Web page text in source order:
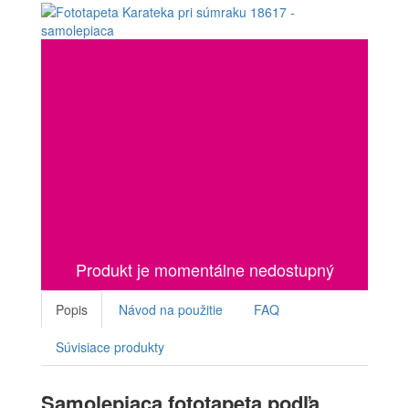
Produkt je momentálne nedostupný
Popis Návod na použitie FAQ
Súvisiace produkty